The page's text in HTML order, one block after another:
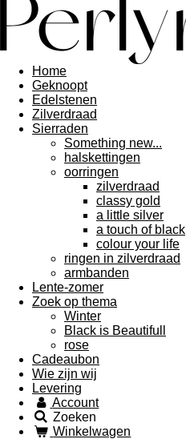
Home
Geknoopt
Edelstenen
Zilverdraad
Sierraden
Something new...
halskettingen
oorringen
zilverdraad
classy gold
a little silver
a touch of black
colour your life
ringen in zilverdraad
armbanden
Lente-zomer
Zoek op thema
Winter
Black is Beautifull
rose
Cadeaubon
Wie zijn wij
Levering
Account
Zoeken
Winkelwagen